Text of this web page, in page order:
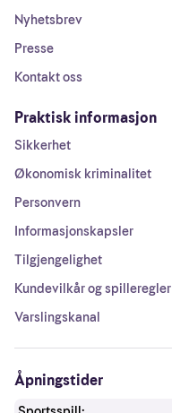
Nyhetsbrev
Presse
Kontakt oss
Praktisk informasjon
Sikkerhet
Økonomisk kriminalitet
Personvern
Informasjonskapsler
Tilgjengelighet
Kundevilkår og spilleregler
Varslingskanal
Åpningstider